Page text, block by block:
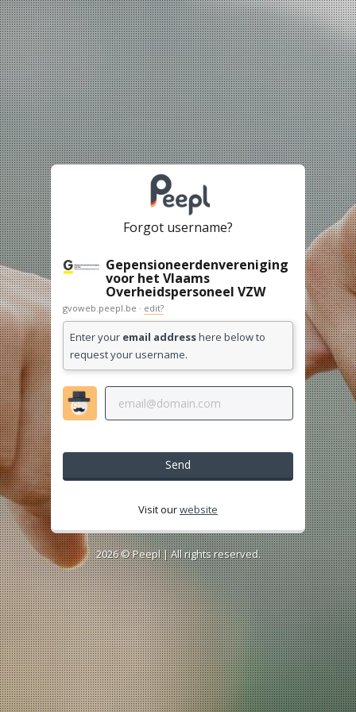
Forgot username?
Gepensioneerdenvereniging
voor het Vlaams
Overheidspersoneel VZW
gvoweb.peepl.be · edit?
Enter your email addresshere below to
request your username.
Send
Visit ourwebsite
2026 ©Peepl| All rights reserved.